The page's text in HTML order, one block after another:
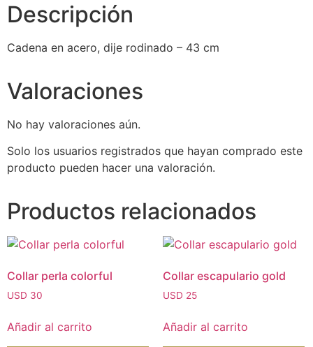
Descripción
Cadena en acero, dije rodinado – 43 cm
Valoraciones
No hay valoraciones aún.
Solo los usuarios registrados que hayan comprado este
producto pueden hacer una valoración.
Productos relacionados
Collar perla colorful
USD 30
Añadir al carrito
Collar escapulario gold
USD 25
Añadir al carrito